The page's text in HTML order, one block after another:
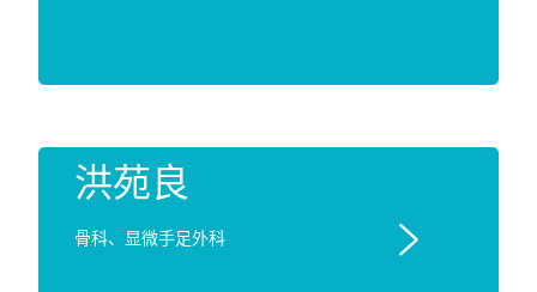

洪苑良
骨科、显微手足外科